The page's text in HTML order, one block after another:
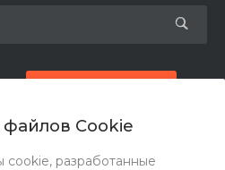
Cookie
разработанные
opora.ru